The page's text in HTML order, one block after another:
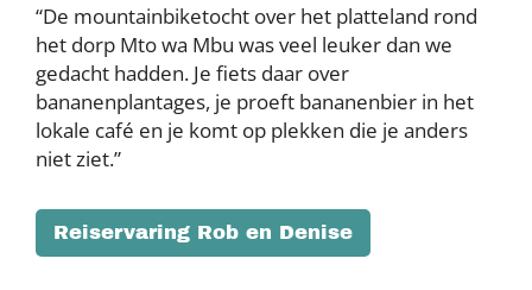
“De mountainbiketocht over het platteland rond
het dorp Mto wa Mbu was veel leuker dan we
gedacht hadden. Je fiets daar over
bananenplantages, je proeft bananenbier in het
lokale café en je komt op plekken die je anders
niet ziet.”
Reiservaring Rob en Denise